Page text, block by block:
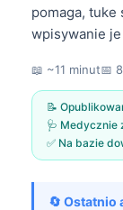
pomaga, tuke
wpisywanie
📖 ~11 minut📅
📝
🩺 Medycznie
✅ Na bazie
🔄 Ostatnio